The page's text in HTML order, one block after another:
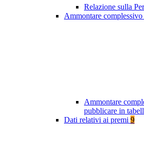
Relazione sulla
Ammontare
Ammontare
pubblicare in
Dati relativi ai premi 9